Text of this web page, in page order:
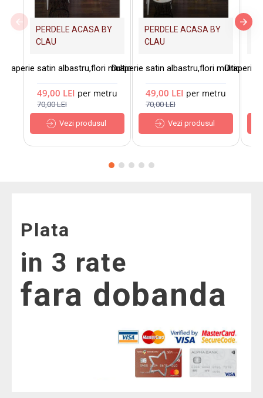
PERDELE ACASA BY
CLAU
Draperie satin albastru,flori multicolore
49,00 LEI per metru
70,00 LEI
Vezi produsul
PERDELE ACASA BY
CLAU
Draperie satin albastru,flori multicolore
49,00 LEI per metru
70,00 LEI
Vezi produsul
Draperie
Plata
in 3 rate
fara dobanda